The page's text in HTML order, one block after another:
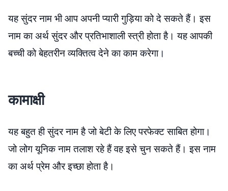
यह सुंदर नाम भी आप अपनी प्यारी गुड़िया को दे सकते हैं। इस
नाम का अर्थ सुंदर और प्रतिभाशाली स्त्री होता है। यह आपकी
बच्ची को बेहतरीन व्यक्तित्व देने का काम करेगा।
कामाक्षी
यह बहुत ही सुंदर नाम है जो बेटी के लिए परफेक्ट साबित होगा।
जो लोग यूनिक नाम तलाश रहे हैं वह इसे चुन सकते हैं। इस नाम
का अर्थ प्रेम और इच्छा होता है।